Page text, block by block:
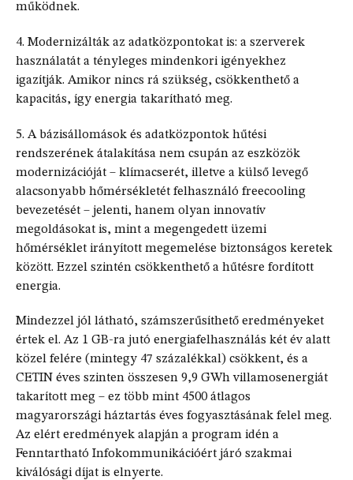
működnek.
4. Modernizálták az adatközpontokat is: a szerverek
használatát a tényleges mindenkori igényekhez
igazítják. Amikor nincs rá szükség, csökkenthető a
kapacitás, így energia takarítható meg.
5. A bázisállomások és adatközpontok hűtési
rendszerének átalakítása nem csupán az eszközök
modernizációját – klímacserét, illetve a külső levegő
alacsonyabb hőmérsékletét felhasználó freecooling
bevezetését – jelenti, hanem olyan innovatív
megoldásokat is, mint a megengedett üzemi
hőmérséklet irányított megemelése biztonságos keretek
között. Ezzel szintén csökkenthető a hűtésre fordított
energia.
Mindezzel jól látható, számszerűsíthető eredményeket
értek el. Az 1 GB-ra jutó energiafelhasználás két év alatt
közel felére (mintegy 47 százalékkal) csökkent, és a
CETIN éves szinten összesen 9,9 GWh villamosenergiát
takarított meg – ez több mint 4500 átlagos
magyarországi háztartás éves fogyasztásának felel meg.
Az elért eredmények alapján a program idén a
Fenntartható Infokommunikációért járó szakmai
kiválósági díjat is elnyerte.